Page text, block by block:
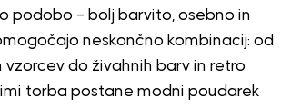
podobo – bolj barvito, osebno in
neskončno kombinacij: od
vzorcev do živahnih barv in retro
torba postane modni poudarek